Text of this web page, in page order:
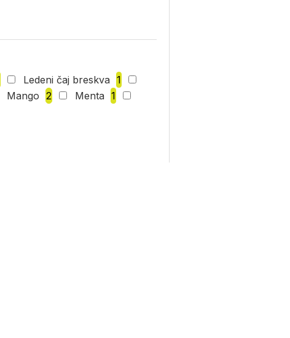
Ledeni čaj breskva 1
Mango 2 Menta 1